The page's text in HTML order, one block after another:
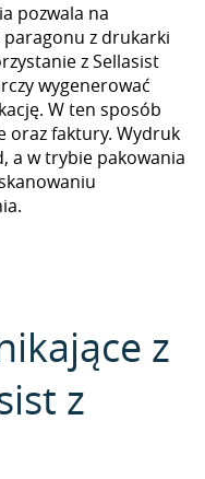
pozwala na
z drukarki
z Sellasist
wygenerować
W ten sposób
oraz faktury. Wydruk
a w trybie pakowania
z
z